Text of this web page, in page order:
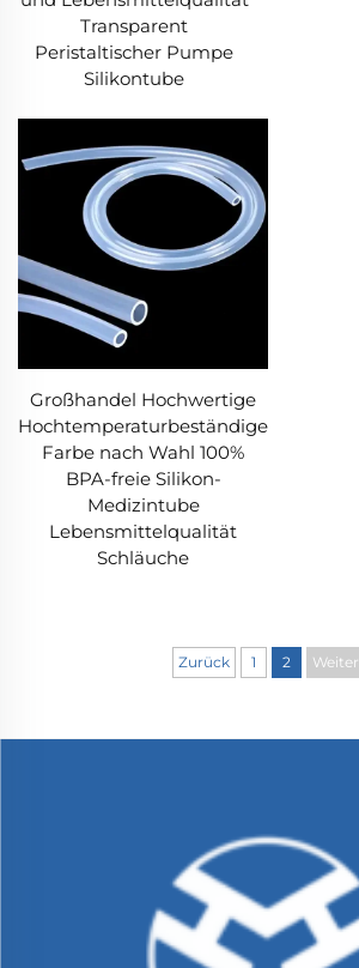
Transparent
Peristaltischer Pumpe
Silikontube
Großhandel Hochwertige
Hochtemperaturbeständige
Farbe nach Wahl 100%
BPA-freie Silikon-
Medizintube
Lebensmittelqualität
Schläuche
Zurück 1 2 Weiter